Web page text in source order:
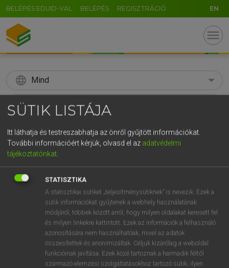
BELÉPÉS EDUID-VAL BELÉPÉS REGISZTRÁCIÓ EN
menu
language Mind
search
KERESÉS
Díjmentes angol szótár
ige
leszáll
süllyed
leapad
süpped
megereszkedik
lelohad
SÜTIK LISTÁJA
Itt láthatja és testreszabhatja az önről gyűjtött információkat.
További információért kérjük, olvasd el az adatvédelmi
tájékoztatónkat.
STATISZTIKA
A statisztikai sütiket „teljesítménysütiknek” is nevezik. Ezek a
sütik információkat gyűjtenek a webhely használatának
módjáról, többek között arról, hogy milyen oldalakat keresett fel
és milyen linkekre kattintott. Ezek az információk a felhasználó
azonosítására nem használhatóak, mivel az adatok
összesítettek és anonimizáltak. Céljuk kizárólag a weboldal
funkcióinak javítása. Ezek közé tartoznak a harmadik féltől
származó elemzési szolgáltatásokhoz tartozó sütik; ilyen
5 6 7 8 9 ö ü ó
j k
n m , . - AltGr